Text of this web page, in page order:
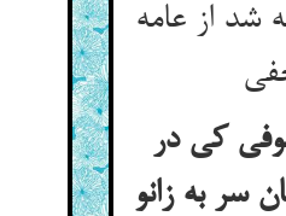
از عامه
کی در
سر به زانو